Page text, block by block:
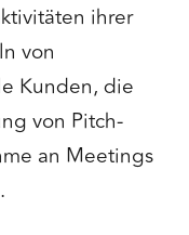
ihrer
von
Kunden, die
von Pitch-
an Meetings